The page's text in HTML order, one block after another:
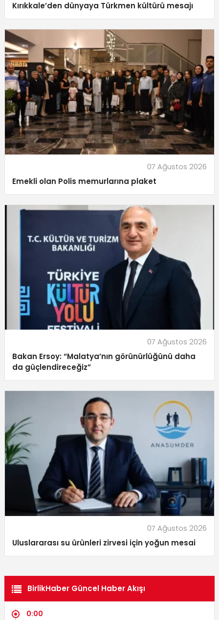
Kırıkkale’den dünyaya Türkmen kültürü mesajı
07 Ağustos 2026
Emekli olan Polis memurlarına plaket
07 Ağustos 2026
Bakan Ersoy: “Malatya’nın görünürlüğünü daha
da güçlendireceğiz”
07 Ağustos 2026
Uluslararası su ürünleri zirvesi için yoğun mesai
BirlikHaber Güncel Haber Akışı
0:00